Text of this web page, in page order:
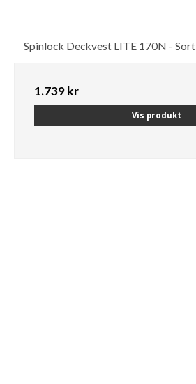
Spinlock Deckvest LITE 170N - Sort
1.739 kr
Vis produkt